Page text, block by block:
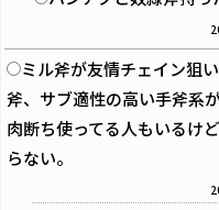
ミル斧が友情チェイン狙
斧、サブ適性の高い手斧系
肉断ち使ってる人もいるけ
らない。